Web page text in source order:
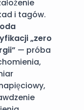
i tagów.
„zero
— próba